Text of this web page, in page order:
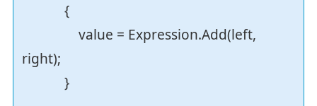
{
value = Expression.Add(left,
right);
}